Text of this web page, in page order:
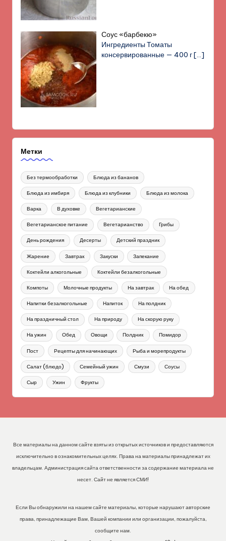
Соус «барбекю»
Ингредиенты Томаты
консервированные — 400 г[…]
Метки
Без термообработки Блюда из бананов
Блюда из имбиря Блюда из клубники Блюда из молока
Варка В духовке Вегетарианские
Вегетарианское питание Вегетарианство Грибы
День рождения Десерты Детский праздник
Жарение Завтрак Закуски Запекание
Коктейли алкогольные Коктейли безалкогольные
Компоты Молочные продукты На завтрак На обед
Напитки безалкогольные Напиток На полдник
На праздничный стол На природу На скорую руку
На ужин Обед Овощи Полдник Помидор
Пост Рецепты для начинающих Рыба и морепродукты
Салат (блюдо) Семейный ужин Смузи Соусы
Сыр Ужин Фрукты
Все материалы на данном сайте взяты из открытых источников и предоставляются
исключительно в ознакомительных целях. Права на материалы принадлежат их
владельцам. Администрация сайта ответственности за содержание материала не
несет. Сайт не является СМИ!
Если Вы обнаружили на нашем сайте материалы, которые нарушают авторские
права, принадлежащие Вам, Вашей компании или организации, пожалуйста,
сообщите нам.